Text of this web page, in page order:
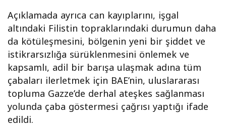
Açıklamada ayrıca can kayıplarını, işgal
altındaki Filistin topraklarındaki durumun daha
da kötüleşmesini, bölgenin yeni bir şiddet ve
istikrarsızlığa sürüklenmesini önlemek ve
kapsamlı, adil bir barışa ulaşmak adına tüm
çabaları ilerletmek için BAE’nin, uluslararası
topluma Gazze’de derhal ateşkes sağlanması
yolunda çaba göstermesi çağrısı yaptığı ifade
edildi.